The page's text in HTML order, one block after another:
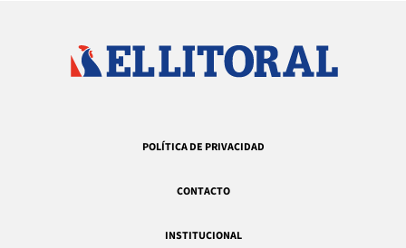
POLÍTICA DE PRIVACIDAD
CONTACTO
INSTITUCIONAL